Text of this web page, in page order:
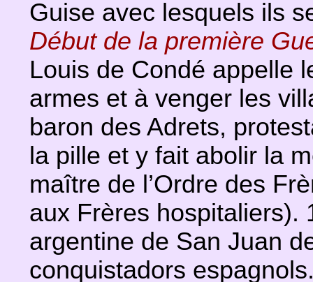
Guise avec lesquels ils
Début de la première
Louis de Condé appelle
armes et à venger les
baron des Adrets,
la pille et y fait abolir la
maître de l’Ordre des
aux Frères hospitaliers).
argentine de San Juan
conquistadors